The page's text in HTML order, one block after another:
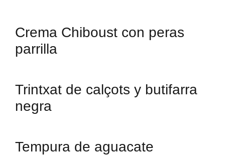
Crema Chiboust con peras
parrilla
Trintxat de calçots y butifarra
negra
Tempura de aguacate